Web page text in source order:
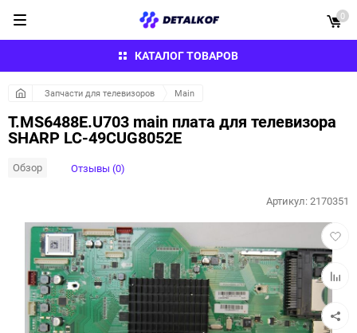
КАТАЛОГ ТОВАРОВ
0
Запчасти для телевизоров Main
T.MS6488E.U703 main плата для телевизора
SHARP LC-49CUG8052E
Обзор Отзывы (0)
в
к
Артикул:2170351